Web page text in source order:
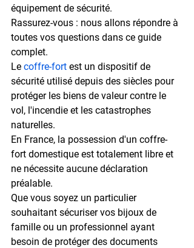
équipement de sécurité.
Rassurez-vous : nous allons répondre à
toutes vos questions dans ce guide
complet.
Le coffre-fort est un dispositif de
sécurité utilisé depuis des siècles pour
protéger les biens de valeur contre le
vol, l'incendie et les catastrophes
naturelles.
En France, la possession d'un coffre-
fort domestique est totalement libre et
ne nécessite aucune déclaration
préalable.
Que vous soyez un particulier
souhaitant sécuriser vos bijoux de
famille ou un professionnel ayant
besoin de protéger des documents